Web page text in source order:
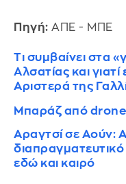
Πηγή: ΑΠΕ - ΜΠΕ
Τι συμβαίνει στα
Αλσατίας και
Αριστερά της
Μπαράζ από
Αραγτσί σε Αούν:
εδώ και καιρό